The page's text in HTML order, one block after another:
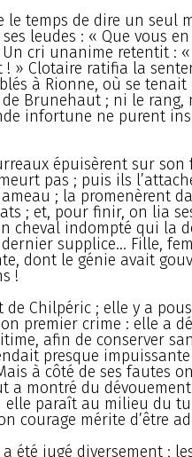
le temps de dire un seul
leudes : « Que vous
cri unanime retentit :
» Clotaire ratifia la
à Rionne, où se
Brunehaut ; ni le rang,
infortune ne purent
épuisèrent sur son
pas ; puis ils
; la promenèrent
; et, pour finir, on lia
cheval indompté qui la
supplice... Fille,
dont le génie avait
!
Chilpéric ; elle y a
premier crime : elle a
afin de conserver
presque impuissante
à côté de ses fautes
a montré du
elle paraît au milieu du
courage mérite d’être
été jugé diversement ;